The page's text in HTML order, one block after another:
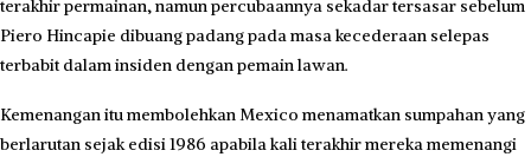
terakhir permainan, namun percubaannya sekadar tersasar sebelum
Piero Hincapie dibuang padang pada masa kecederaan selepas
terbabit dalam insiden dengan pemain lawan.
Kemenangan itu membolehkan Mexico menamatkan sumpahan yang
berlarutan sejak edisi 1986 apabila kali terakhir mereka memenangi